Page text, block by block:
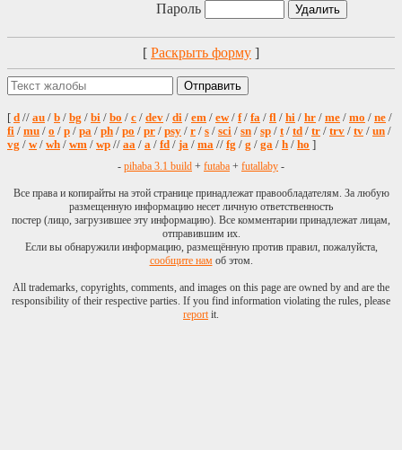
Пароль
[ Раскрыть форму ]
[ d // au / b / bg / bi / bo / c / dev / di / em / ew/ f/ fa / fl / hi / hr / me / mo / ne /
fi / mu / o / p / pa / ph / po / pr / psy / r / s / sci / sn / sp / t/ td / tr / trv / tv / un /
vg / w/ wh / wm / wp // aa / a / fd / ja / ma // fg / g / ga / h / ho ]
- pihaba 3.1 build + futaba + futallaby -
Все права и копирайты на этой странице принадлежат правообладателям. За любую
размещенную информацию несет личную ответственность
постер (лицо, загрузившее эту информацию). Все комментарии принадлежат лицам,
отправившим их.
Если вы обнаружили информацию, размещённую против правил, пожалуйста,
сообщите намоб этом.
All trademarks, copyrights, comments, and images on this page are owned by and are the
responsibility of their respective parties. If you find information violating the rules, please
reportit.